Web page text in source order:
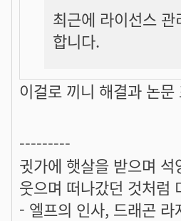
최근에 라이선스
합니다.
이걸로 끼니 해결과 논
---------
귓가에 햇살을 받으며
웃으며 떠나갔던 것처럼
- 엘프의 인사, 드래곤 라